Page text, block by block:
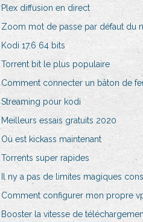
Plex diffusion en direct
Zoom mot de passe par défaut du
Kodi 17.6 64 bits
Torrent bit le plus populaire
Comment connecter un bâton de
Streaming pour kodi
Meilleurs essais gratuits 2020
Où est kickass maintenant
Torrents super rapides
Il ny a pas de limites magiques
Comment configurer mon propre
Booster la vitesse de